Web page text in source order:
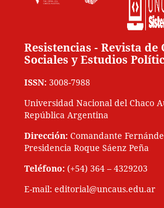
Resistencias - Revista de
Sociales y Estudios
ISSN: 3008-7988
Universidad Nacional del Chaco
República Argentina
Dirección: Comandante
Presidencia Roque Sáenz Peña
Teléfono: (+54) 364 – 4329203
E-mail: editorial@uncaus.edu.ar